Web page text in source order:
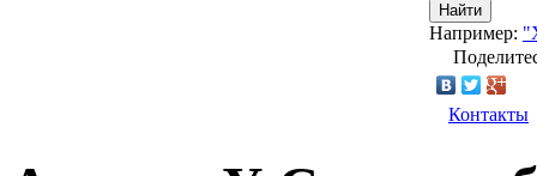
Найти
Например:
Контакты